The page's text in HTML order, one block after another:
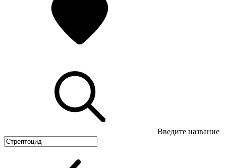
Введите название